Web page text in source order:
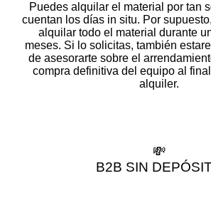
Puedes alquilar el material por tan
cuentan los días in situ. Por
alquilar todo el material durante
meses. Si lo solicitas, también
de asesorarte sobre el
compra definitiva del equipo al
alquiler.
💸
B2B SIN